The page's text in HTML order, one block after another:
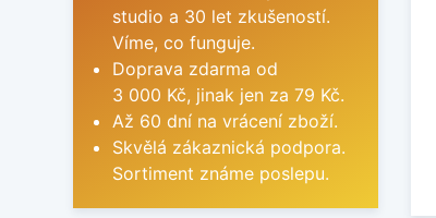
studio a 30 let zkušeností.
Víme, co funguje.
Doprava zdarma od
3 000 Kč, jinak jen za 79 Kč.
Až 60 dní na vrácení zboží.
Skvělá zákaznická podpora.
Sortiment známe poslepu.